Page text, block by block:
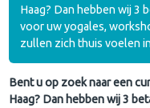
Haag? Dan hebben wij 3
voor uw yogales,
zullen zich thuis voelen
Bent u op zoek naar een
Haag? Dan hebben wij 3